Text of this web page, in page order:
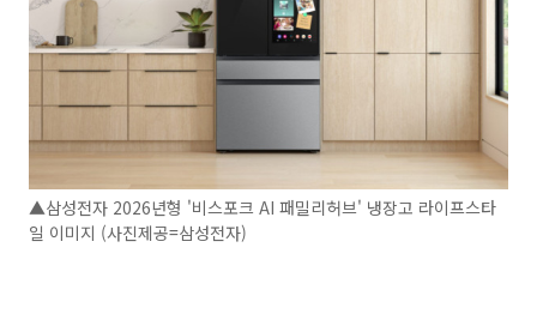
▲삼성전자 2026년형 '비스포크 AI 패밀리허브' 냉장고 라이프스타
일 이미지 (사진제공=삼성전자)